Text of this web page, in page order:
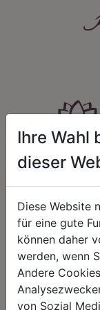
schenken
Momente für
zu Hause – den
Menschen sich
positive Energie
Ihre Wahl
dieser
Diese Website
für eine gute
können daher
werden, wenn
Andere
von Sozial